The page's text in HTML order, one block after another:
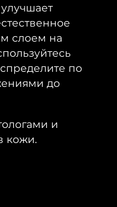
слоем на
по
до
и
кожи.